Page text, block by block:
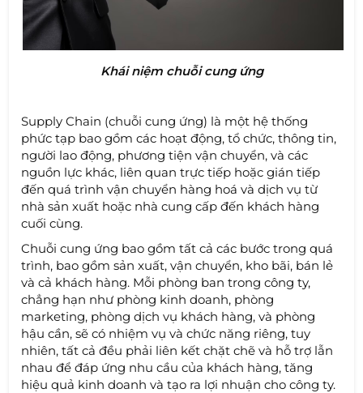
Khái niệm chuỗi cung ứng
Supply Chain (chuỗi cung ứng) là một hệ thống
phức tạp bao gồm các hoạt động, tổ chức, thông tin,
người lao động, phương tiện vận chuyển, và các
nguồn lực khác, liên quan trực tiếp hoặc gián tiếp
đến quá trình vận chuyển hàng hoá và dịch vụ từ
nhà sản xuất hoặc nhà cung cấp đến khách hàng
cuối cùng.
Chuỗi cung ứng bao gồm tất cả các bước trong quá
trình, bao gồm sản xuất, vận chuyển, kho bãi, bán lẻ
và cả khách hàng. Mỗi phòng ban trong công ty,
chẳng hạn như phòng kinh doanh, phòng
marketing, phòng dịch vụ khách hàng, và phòng
hậu cần, sẽ có nhiệm vụ và chức năng riêng, tuy
nhiên, tất cả đều phải liên kết chặt chẽ và hỗ trợ lẫn
nhau để đáp ứng nhu cầu của khách hàng, tăng
hiệu quả kinh doanh và tạo ra lợi nhuận cho công ty.